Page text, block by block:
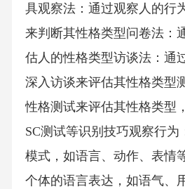
具观察法：通过观察人的行
来判断其性格类型问卷法：
估人的性格类型访谈法：通
深入访谈来评估其性格类型
性格测试来评估其性格类型
SC测试等识别技巧观察行为
模式，如语言、动作、表情
个体的语言表达，如语气、